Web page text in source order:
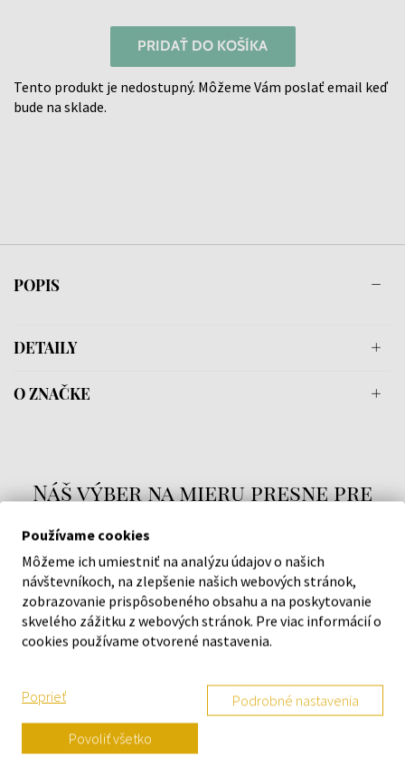
PRIDAŤ DO KOŠÍKA
Tento produkt je nedostupný. Môžeme Vám poslať email keď
bude na sklade.
POPIS
DETAILY
O ZNAČKE
Náš výber na mieru presne pre
O SPOLOČNOSTI
Kontaktný formulár
Kontakt
Výdajné miesto a predajňa KOKU Šamorín
Používame cookies
Môžeme ich umiestniť na analýzu údajov o našich
návštevníkoch, na zlepšenie našich webových stránok,
zobrazovanie prispôsobeného obsahu a na poskytovanie
skvelého zážitku z webových stránok. Pre viac informácií o
cookies používame otvorené nastavenia.
Poprieť Podrobné nastavenia
Povoliť všetko